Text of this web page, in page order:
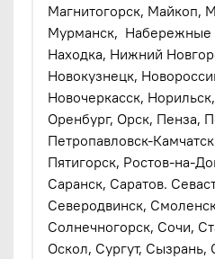
Магнитогорск, Майкоп,
Мурманск, Набережные
Находка, Нижний
Новокузнецк,
Новочеркасск,
Оренбург, Орск, Пенза,
Петропавловск-
Пятигорск, Ростов-на-
Саранск, Саратов.
Северодвинск,
Солнечногорск, Сочи,
Оскол, Сургут, Сызрань,